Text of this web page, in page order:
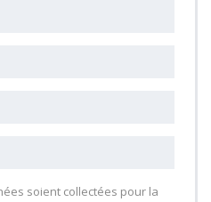
soient collectées pour la